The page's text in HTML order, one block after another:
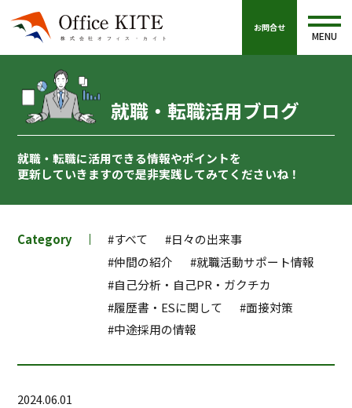
お問合せ
MENU
就職・転職活用ブログ
就職・転職に活用できる情報やポイントを
更新していきますので是非実践してみてくださいね！
Category #すべて
#日々の出来事
#仲間の紹介
#就職活動サポート情報
#自己分析・自己PR・ガクチカ
#履歴書・ESに関して
#面接対策
#中途採用の情報
2024.06.01